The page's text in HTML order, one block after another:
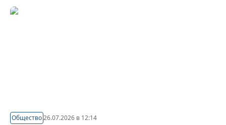
Общество26.07.2026 в 12:14